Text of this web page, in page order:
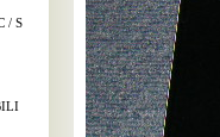
/ S